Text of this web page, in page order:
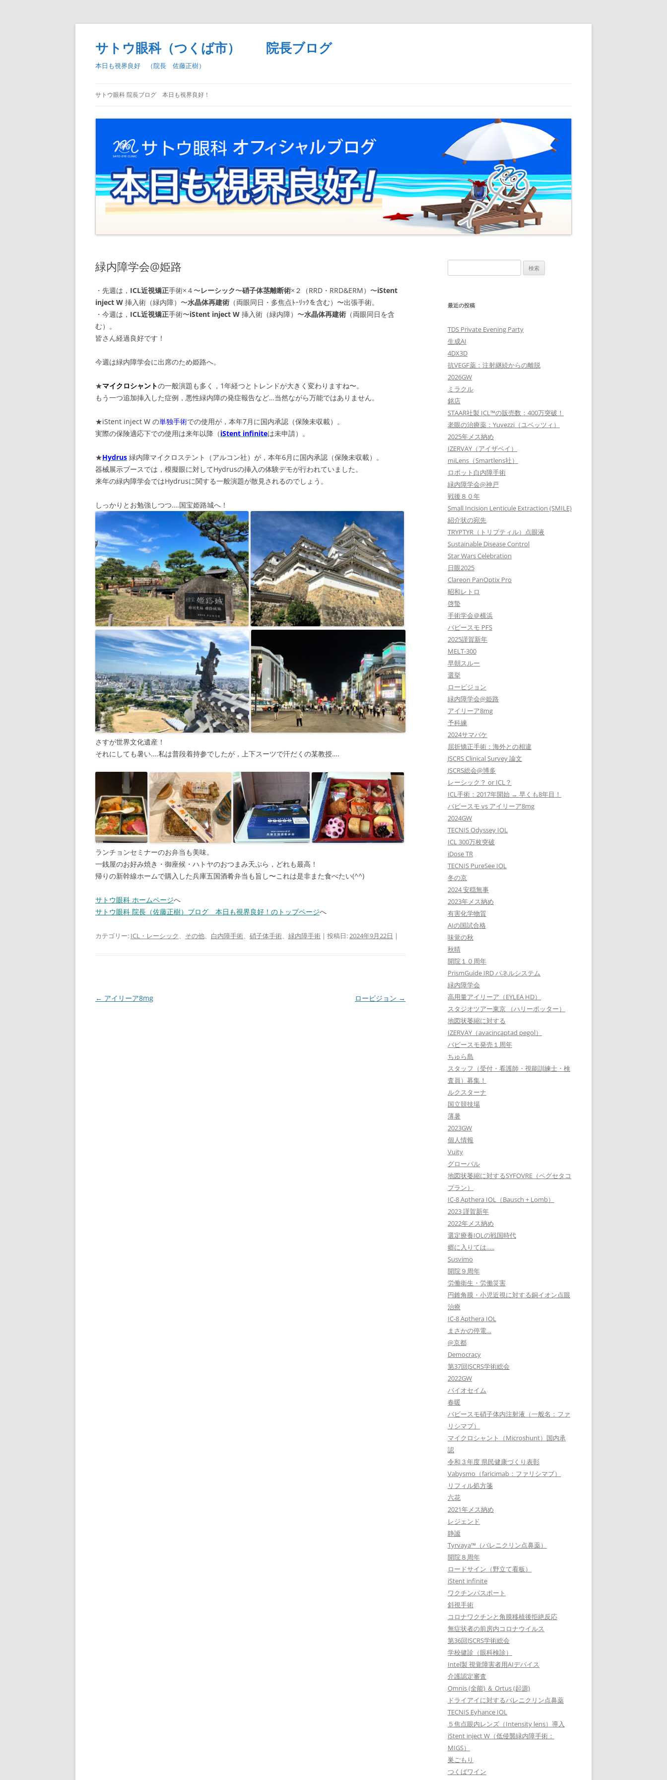
コ
テ
ン
ツ
へ
ス
サトウ眼科（つくば市） 院長ブログ
本日も視界良好 （院長 佐藤正樹）
サトウ眼科 院長ブログ 本日も視界良好！
緑内障学会@姫路
・先週は， ICL近視矯正手術×４〜レーシック〜硝子体茎離断術×２（RRD・RRD&ERM）〜iStent
inject W 挿入術（緑内障）〜水晶体再建術 （両眼同日・多焦点ﾄｰﾘｯｸを含む）〜出張手術。
・今週は， ICL近視矯正手術〜iStent inject W 挿入術（緑内障）〜水晶体再建術 （両眼同日を含
む）。
皆さん経過良好です！
今週は緑内障学会に出席のため姫路へ。
★マイクロシャントの一般演題も多く，1年経つとトレンドが大きく変わりますね〜。
もう一つ追加挿入した症例，悪性緑内障の発症報告など…当然ながら万能ではありません。
★iStent inject W の単独手術での使用が，本年7月に国内承認（保険未収載）。
実際の保険適応下での使用は来年以降（iStent infiniteは未申請）。
★Hydrus 緑内障マイクロステント（アルコン社）が，本年6月に国内承認（保険未収載）。
器械展示ブースでは，模擬眼に対してHydrusの挿入の体験デモが行われていました。
来年の緑内障学会ではHydrusに関する一般演題が散見されるのでしょう。
しっかりとお勉強しつつ….国宝姫路城へ！
さすが世界文化遺産！
それにしても暑い….私は普段着持参でしたが，上下スーツで汗だくの某教授….
ランチョンセミナーのお弁当も美味。
一銭屋のお好み焼き・御座候・ハトヤのおつまみ天ぷら，どれも最高！
帰りの新幹線ホームで購入した兵庫五国酒肴弁当も旨し〜これは是非また食べたい(^^)
サトウ眼科 ホームページへ
サトウ眼科 院長（佐藤正樹）ブログ 本日も視界良好！のトップページへ
カテゴリー: ICL・レーシック、 その他、 白内障手術、 硝子体手術、 緑内障手術 | 投稿日:2024年9月22日 |
投
← アイリーア8mg ロービジョン →
索:
最近の投稿
TDS Private Evening Party
生成AI
4DX3D
抗VEGF薬：注射継続からの離脱
2026GW
ミラクル
銘店
STAAR社製 ICL™の販売数：400万突破！
老眼の治療薬：Yuvezzi（ユベッツィ）
2025年メス納め
IZERVAY（アイザベイ）
miLens（Smartlens社）
ロボット白内障手術
緑内障学会@神戸
戦後８０年
Small Incision Lenticule Extraction (SMILE)
紹介状の宛先
TRYPTYR（トリプティル）点眼液
Sustainable Disease Control
Star Wars Celebration
日眼2025
Clareon PanOptix Pro
昭和レトロ
啓蟄
手術学会＠横浜
バビースモ PFS
2025謹賀新年
MELT-300
早朝スルー
選挙
ロービジョン
緑内障学会@姫路
アイリーア8mg
予科練
2024サマバケ
屈折矯正手術：海外との相違
JSCRS Clinical Survey 論文
JSCRS総会@博多
レーシック？ or ICL？
ICL手術：2017年開始 → 早くも8年目！
バビースモ vs アイリーア8mg
2024GW
TECNIS Odyssey IOL
ICL 300万枚突破
iDose TR
TECNIS PureSee IOL
冬の京
2024 安穏無事
2023年メス納め
有害化学物質
AIの国試合格
味覚の秋
秋晴
開院１０周年
PrismGuide IRD パネルシステム
緑内障学会
高用量アイリーア（EYLEA HD）
スタジオツアー東京 （ハリーポッター）
地図状萎縮に対する
IZERVAY（avacincaptad pegol）
バビースモ発売１周年
ちゅら島
スタッフ（受付・看護師・視能訓練士・検
査員）募集！
ルクスターナ
国立競技場
薄暑
2023GW
個人情報
Vuity
グローバル
地図状萎縮に対するSYFOVRE（ペグセタコ
プラン）
IC-8 Apthera IOL（Bausch + Lomb）
2023 謹賀新年
2022年メス納め
選定療養IOLの戦国時代
郷に入りては…..
Susvimo
開院９周年
労働衛生・労働災害
円錐角膜・小児近視に対する銅イオン点眼
治療
IC-8 Apthera IOL
まさかの停電…
@京都
Democracy
第37回JSCRS学術総会
2022GW
バイオセイム
春暖
バビースモ硝子体内注射液（一般名：ファ
リシマブ）
マイクロシャント（Microshunt）国内承
認
令和３年度 県民健康づくり表彰
Vabysmo（faricimab：ファリシマブ）
リフィル処方箋
六花
2021年メス納め
レジェンド
静謐
Tyrvaya™（バレニクリン点鼻薬）
開院８周年
ロードサイン（野立て看板）
iStent infinite
ワクチンパスポート
斜視手術
コロナワクチンと角膜移植後拒絶反応
無症状者の前房内コロナウイルス
第36回JSCRS学術総会
学校健診（眼科検診）
Intel製 視覚障害者用AIデバイス
介護認定審査
Omnis (全能) ＆ Ortus (起源)
ドライアイに対するバレニクリン点鼻薬
TECNIS Eyhance IOL
５焦点眼内レンズ（Intensity lens）導入
iStent inject W（低侵襲緑内障手術：
MIGS）
巣ごもり
つくばワイン